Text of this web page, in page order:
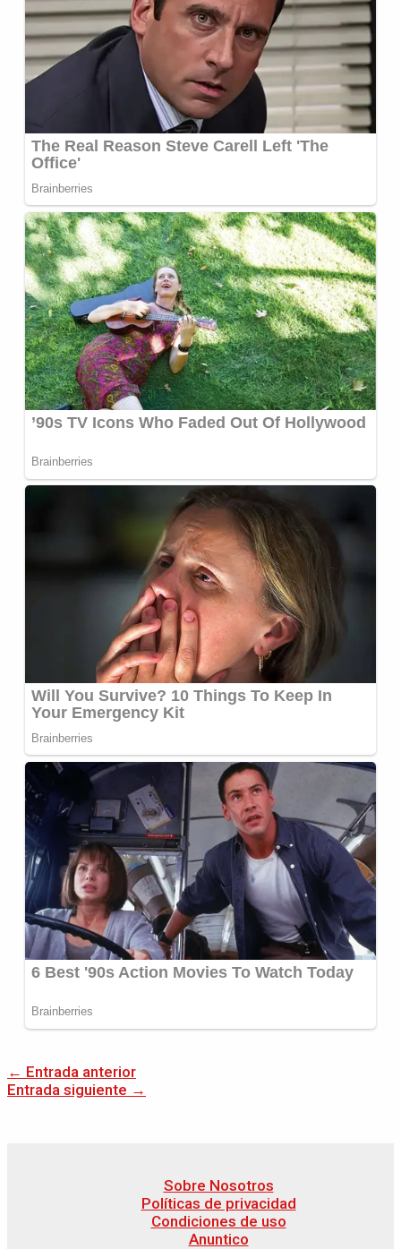
← Entrada anterior
Entrada siguiente →
Sobre Nosotros
Políticas de privacidad
Condiciones de uso
Anuntico